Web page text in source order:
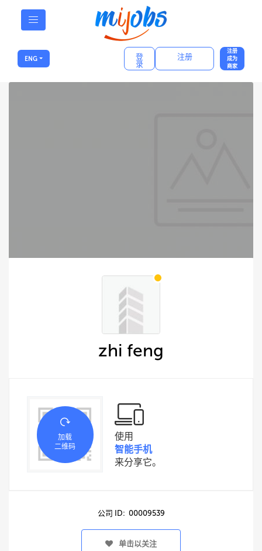
ENG 登
录
注册
注册
成为
商家
zhi feng
加载
二维码
使用
智能手机
来分享它。
公司 ID: 00009539
单击以关注